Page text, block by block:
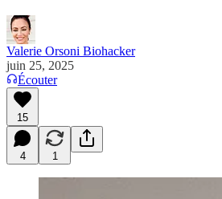
Valerie Orsoni Biohacker
juin 25, 2025
Écouter
15
4 1